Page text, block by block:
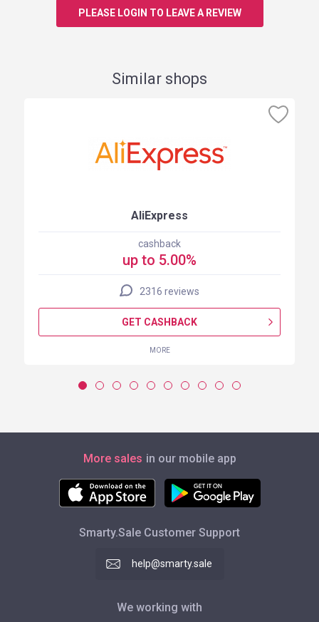
PLEASE LOGIN TO LEAVE A REVIEW
Similar shops
AliExpress
cashback
up to 5.00%
2316 reviews
GET CASHBACK
MORE
More sales in our mobile app
Smarty.Sale Customer Support
help@smarty.sale
We working with